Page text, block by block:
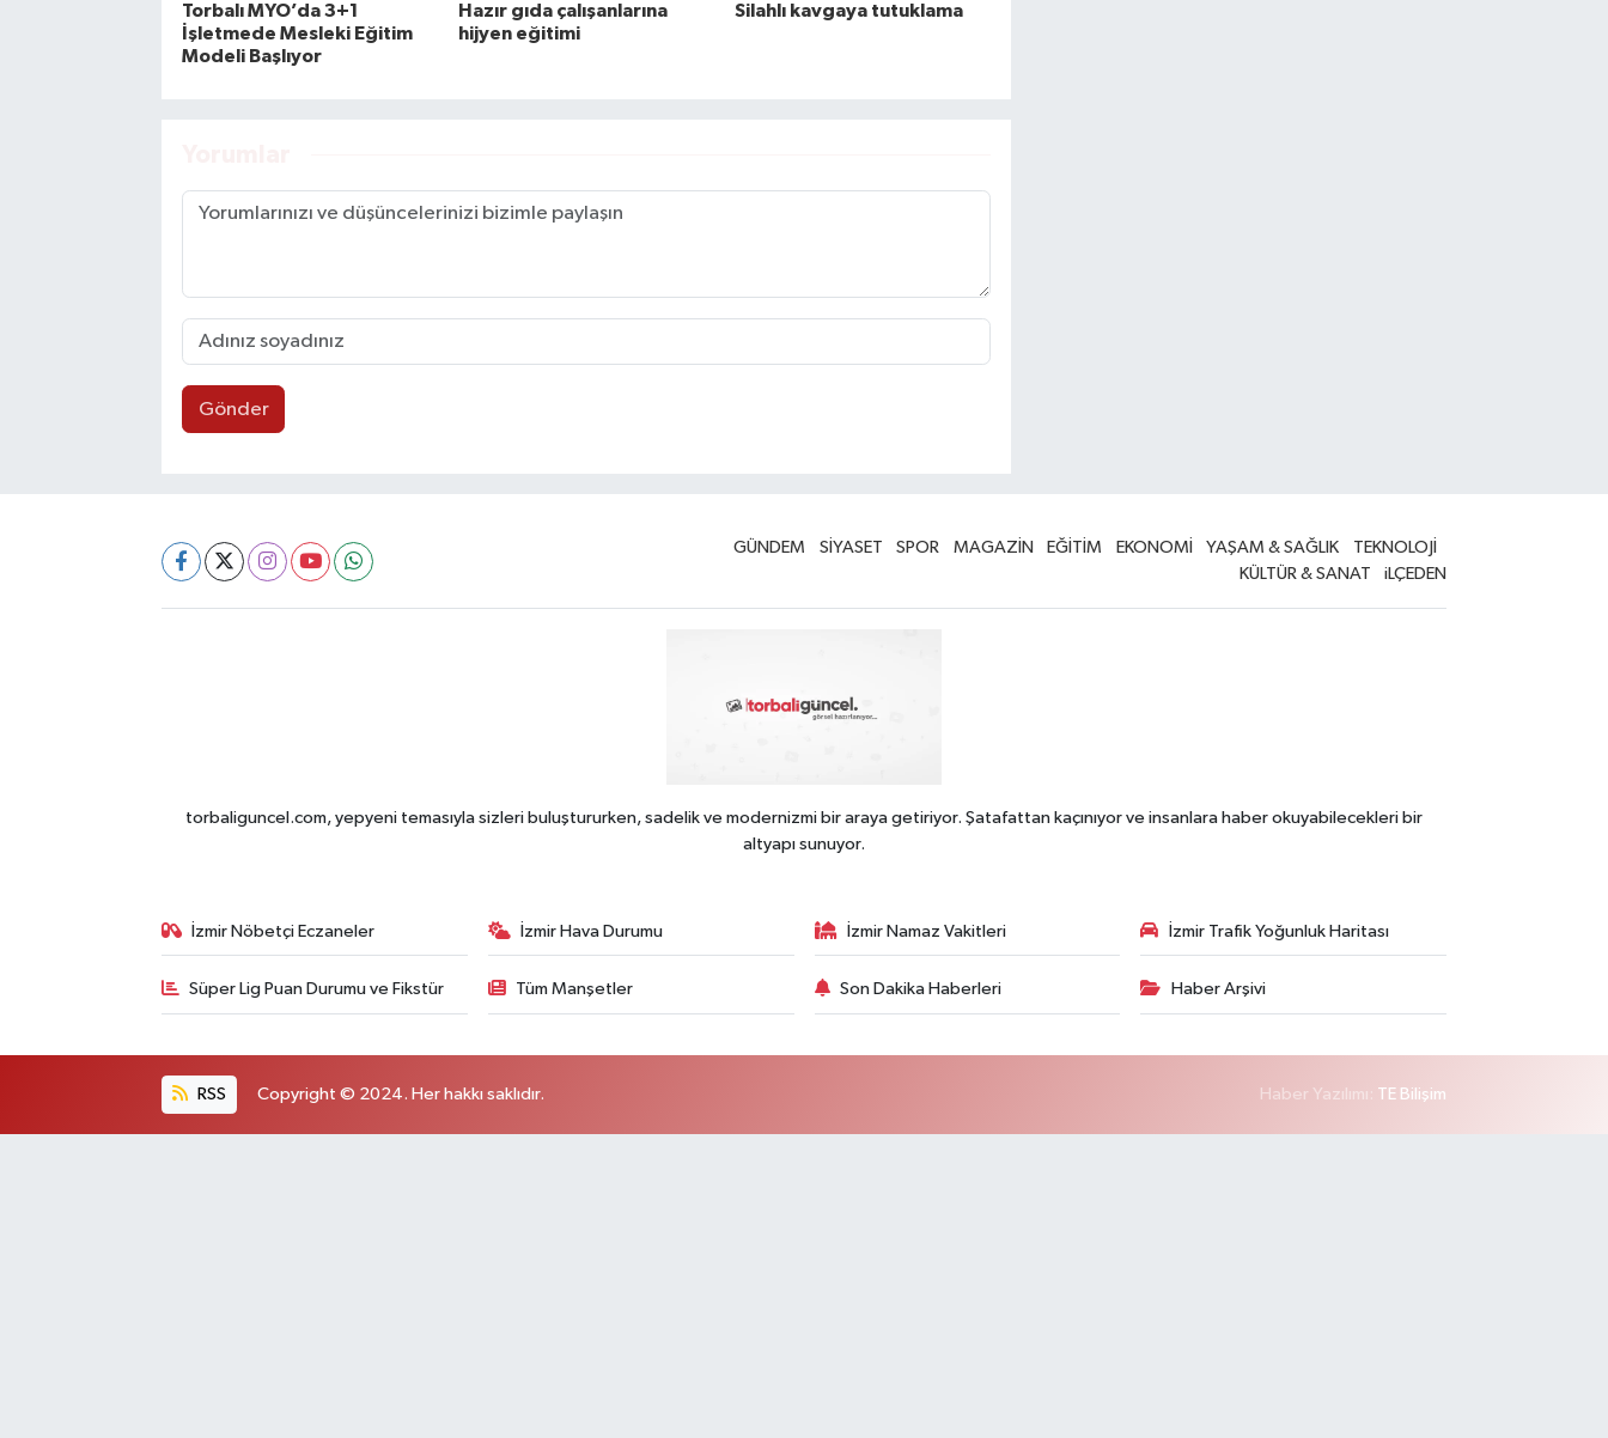
Torbalı MYO’da 3+1
İşletmede Mesleki Eğitim
Modeli Başlıyor
Hazır gıda çalışanlarına
hijyen eğitimi
Silahlı kavgaya tutuklama
Gönder
GÜNDEM SİYASET SPOR MAGAZİN EĞİTİM EKONOMİ YAŞAM & SAĞLIK
TEKNOLOJİ
KÜLTÜR & SANAT
iLÇEDEN
torbaliguncel.com, yepyeni temasıyla sizleri buluştururken, sadelik ve modernizmi bir araya getiriyor. Şatafattan kaçınıyor ve insanlara haber okuyabilecekleri bir
altyapı sunuyor.
İzmir Nöbetçi Eczaneler İzmir Hava Durumu İzmir Namaz Vakitleri İzmir Trafik Yoğunluk Haritası
Süper Lig Puan Durumu ve Fikstür Tüm Manşetler Son Dakika Haberleri Haber Arşivi
RSS Copyright © 2024. Her hakkı saklıdır. Haber Yazılımı: TE Bilişim